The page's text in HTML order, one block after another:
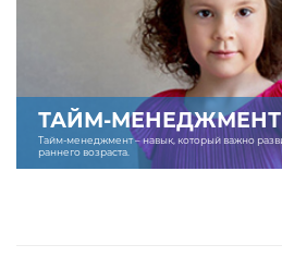
ТАЙМ-МЕНЕДЖМЕНТ
Тайм-менеджмент – навык, который важно
раннего возраста.